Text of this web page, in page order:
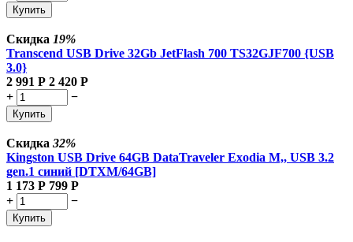
Купить
Скидка 19%
Transcend USB Drive 32Gb JetFlash 700 TS32GJF700 {USB
3.0}
2 991 Р 2 420 Р
+
−
Купить
Скидка 32%
Kingston USB Drive 64GB DataTraveler Exodia M,, USB 3.2
gen.1 синий [DTXM/64GB]
1 173 Р 799 Р
+
−
Купить